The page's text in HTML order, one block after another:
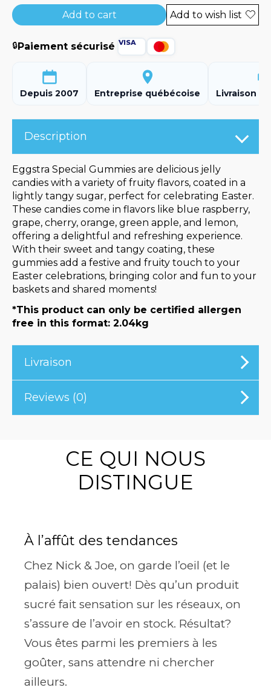
Add to cart Add to wish list
🔒Paiement sécurisé
Depuis 2007 Entreprise québécoise Livraison
Description
Eggstra Special Gummies are delicious jelly
candies with a variety of fruity flavors, coated in a
lightly tangy sugar, perfect for celebrating Easter.
These candies come in flavors like blue raspberry,
grape, cherry, orange, green apple, and lemon,
offering a delightful and refreshing experience.
With their sweet and tangy coating, these
gummies add a festive and fruity touch to your
Easter celebrations, bringing color and fun to your
baskets and shared moments!
*This product can only be certified allergen
free in this format: 2.04kg
Livraison
Reviews (0)
CE QUI NOUS
DISTINGUE
À l’affût des tendances
Chez Nick & Joe, on garde l’oeil (et le
palais) bien ouvert! Dès qu’un produit
sucré fait sensation sur les réseaux, on
s’assure de l’avoir en stock. Résultat?
Vous êtes parmi les premiers à les
goûter, sans attendre ni chercher
ailleurs.